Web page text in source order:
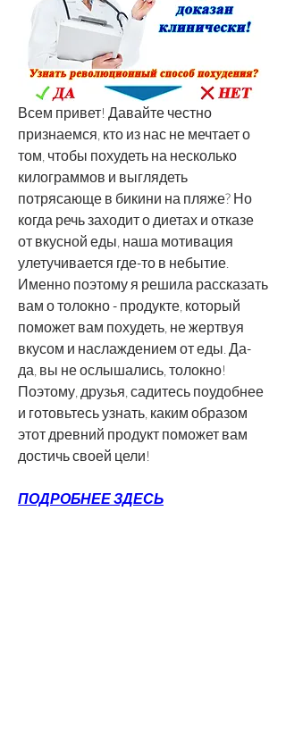
Всем привет! Давайте честно
признаемся, кто из нас не мечтает о
том, чтобы похудеть на несколько
килограммов и выглядеть
потрясающе в бикини на пляже? Но
когда речь заходит о диетах и отказе
от вкусной еды, наша мотивация
улетучивается где-то в небытие.
Именно поэтому я решила рассказать
вам о толокно - продукте, который
поможет вам похудеть, не жертвуя
вкусом и наслаждением от еды. Да-
да, вы не ослышались, толокно!
Поэтому, друзья, садитесь поудобнее
и готовьтесь узнать, каким образом
этот древний продукт поможет вам
достичь своей цели!
ПОДРОБНЕЕ ЗДЕСЬ